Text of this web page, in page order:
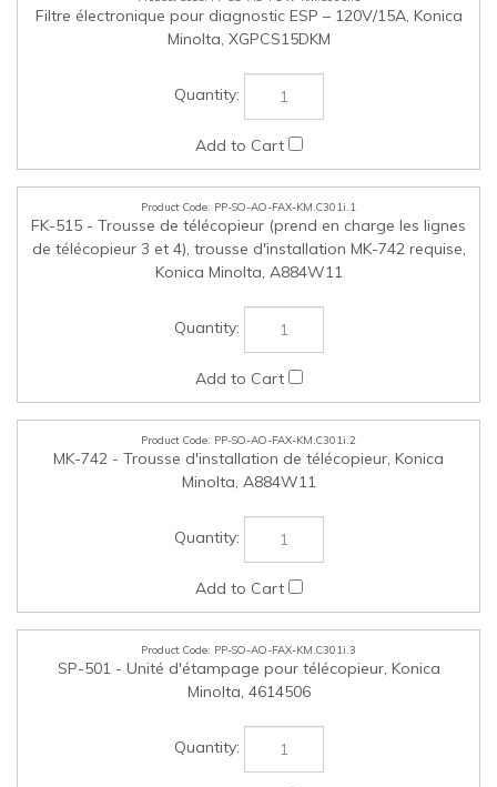
PP-SO-AO-FAX-KM.C301i.2
MK-742 - Trousse d'installation de télécopieur, Konica
Minolta, A884W11
PP-SO-AO-FAX-KM.C301i.3
SP-501 - Unité d'étampage pour télécopieur, Konica
Tampon de rechange pour télécopieur, Konica Minolta,
4614511
PP-SO-AO-SOFT-KM.C301i.1
license électronique LK-106 v3, Konica Minolta, A0PD119